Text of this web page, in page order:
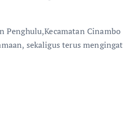
Penghulu,Kecamatan Cinambo
sekaligus terus mengingat